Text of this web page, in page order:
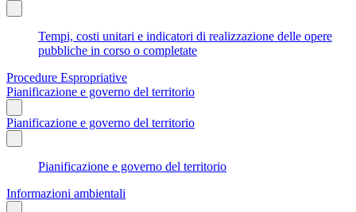
Tempi, costi unitari e indicatori di realizzazione delle opere
pubbliche in corso o completate
Procedure Espropriative
Pianificazione e governo del territorio
Pianificazione e governo del territorio
Pianificazione e governo del territorio
Informazioni ambientali